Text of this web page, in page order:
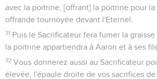
avec la poitrine, [offrant] la poitrine pour
offrande tournoyée devant l'Eternel.
31 Puis le Sacrificateur fera fumer la
la poitrine appartiendra à Aaron et à ses fils.
32 Vous donnerez aussi au Sacrificateur
élevée, l'épaule droite de vos sacrifices de